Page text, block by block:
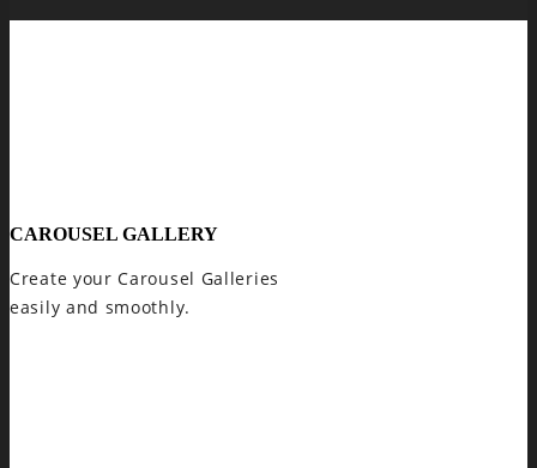
CAROUSEL GALLERY
Create your Carousel Galleries
easily and smoothly.